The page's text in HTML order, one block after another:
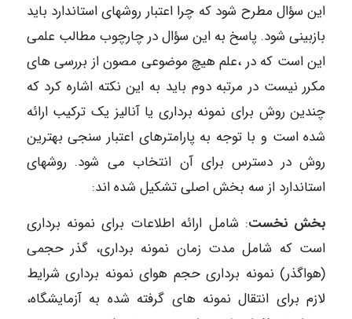
این سؤال مطرح شود که چرا اعتبار روشهای استاندارد باید
بازبینی شود. پاسخ به این سؤال در چارچوب مطالب علمی
این است که در ،علم هیچ موضوعی مصون از بررسی های
مکرر نیست در مرتبه دوم باید به این نکته اشاره کرد که
چندین روش برای نمونه برداری یا آنالیز یک ترکیب ارائه
شده است و با توجه به پارامترهای اعتبار سنجی بهترین
روش در دسترس برای آن انتخاب می شود. روشهای
استاندارد از سه بخش اصلی تشکیل شده اند:
بخش نخست: شامل ارائه اطلاعات برای نمونه برداری
است که شامل مدت زمان نمونه برداری، گذر حجمی
(هواگذر) نمونه برداری حجم هوای نمونه برداری شرایط
لازم برای انتقال نمونه های گرفته شده به آزمایشگاه،